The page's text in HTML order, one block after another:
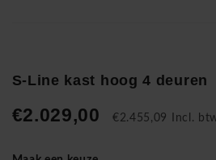
S-Line kast hoog 4 deuren
€2.029,00 €2.455,09 Incl.